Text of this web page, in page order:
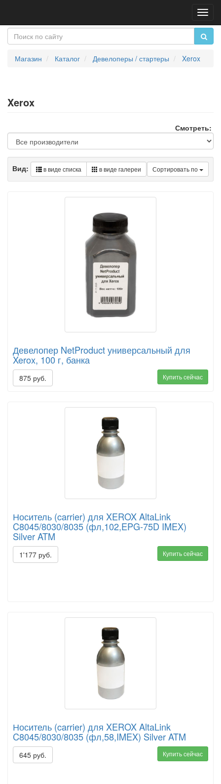
Магазин Каталог Девелоперы / стартеры Xerox
Xerox
Смотреть:
Сортировать по
Вид: в виде списка в виде галереи
Девелопер NetProduct универсальный для
Xerox, 100 г, банка
875 руб. Купить сейчас
Носитель (carrier) для XEROX AltaLink
C8045/8030/8035 (фл,102,EPG-75D IMEX)
Silver ATM
1'177 руб. Купить сейчас
Носитель (carrier) для XEROX AltaLink
C8045/8030/8035 (фл,58,IMEX) Silver ATM
645 руб. Купить сейчас